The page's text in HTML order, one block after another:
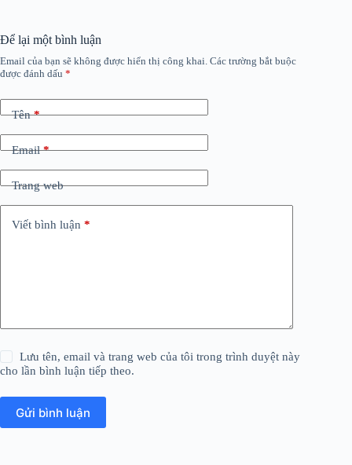
Để lại một bình luận
Email của bạn sẽ không được hiển thị công khai. Các trường bắt buộc
được đánh dấu *
Tên*
Email*
Trang web
Viết bình luận *
Lưu tên, email và trang web của tôi trong trình duyệt này
cho lần bình luận tiếp theo.
Gửi bình luận